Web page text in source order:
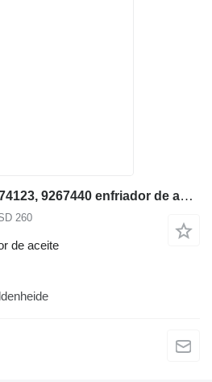
Liebherr olie koeler 9274123, 9267440 enfriador de aceite para Liebherr A974 / P974 / R944 / R954 / R974 / R974B - A 974 / P 974 / R 944 / R 954 / R 974 / R 974 B excavadora
260
de aceite